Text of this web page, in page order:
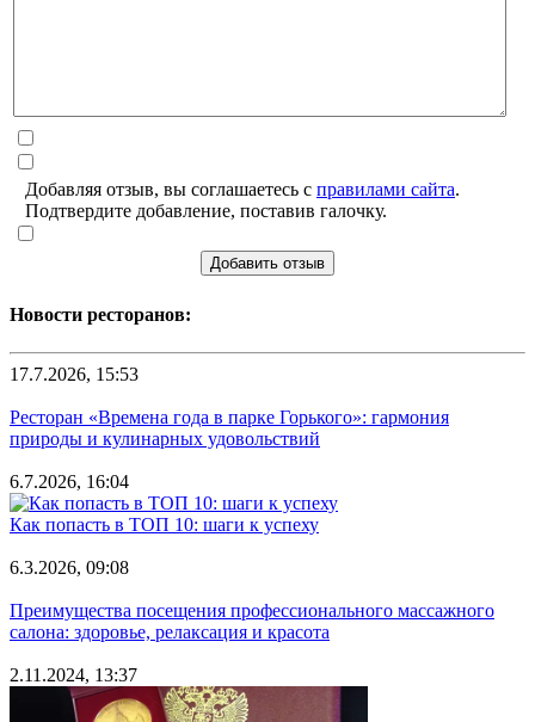
Добавляя отзыв, вы соглашаетесь с правилами сайта.
Подтвердите добавление, поставив галочку.
Добавить отзыв
Новости ресторанов:
17.7.2026, 15:53
Ресторан «Времена года в парке Горького»: гармония
природы и кулинарных удовольствий
6.7.2026, 16:04
Как попасть в ТОП 10: шаги к успеху
6.3.2026, 09:08
Преимущества посещения профессионального массажного
салона: здоровье, релаксация и красота
2.11.2024, 13:37